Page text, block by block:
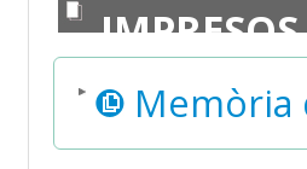
IMPRESOS
Memòria